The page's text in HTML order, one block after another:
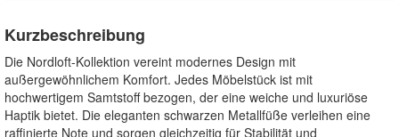
Langlebigkeit. Das gepolsterte Sitz- und Rückenkissen bietet
erstklassigen Komfort und macht dieses Modell zur idealen Wahl, um
nach einem langen Arbeitstag zu entspannen.
Artikelbeschreibung anzeigen